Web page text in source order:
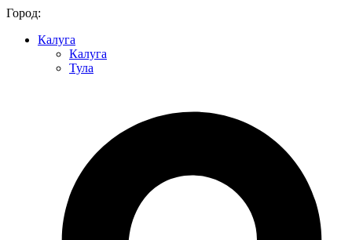
Город:
Калуга
Калуга
Тула